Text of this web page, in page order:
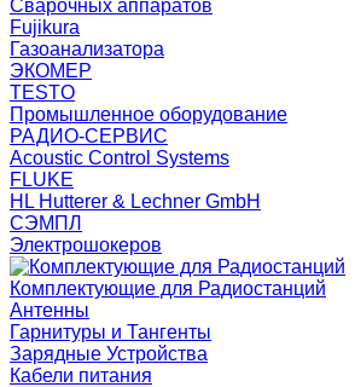
Сварочных аппаратов
Fujikura
Газоанализатора
ЭКОМЕР
TESTO
Промышленное оборудование
РАДИО-СЕРВИС
Acoustic Control Systems
FLUKE
HL Hutterer & Lechner GmbH
СЭМПЛ
Электрошокеров
Комплектующие для Радиостанций
Антенны
Гарнитуры и Тангенты
Зарядные Устройства
Кабели питания